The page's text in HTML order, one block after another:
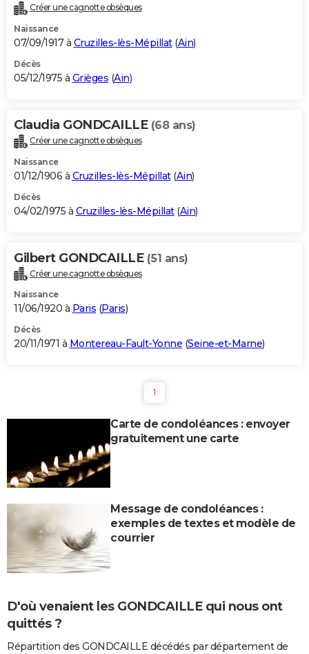
Créer une cagnotte obsèques
Naissance
07/09/1917 à Cruzilles-lès-Mépillat(Ain)
Décès
05/12/1975 à Grièges (Ain)
Claudia GONDCAILLE (68 ans)
Créer une cagnotte obsèques
Naissance
01/12/1906 à Cruzilles-lès-Mépillat(Ain)
Décès
04/02/1975 à Cruzilles-lès-Mépillat(Ain)
Gilbert GONDCAILLE (51 ans)
Créer une cagnotte obsèques
Naissance
11/06/1920 à Paris (Paris)
Décès
20/11/1971 à Montereau-Fault-Yonne (Seine-et-Marne)
1
Carte de condoléances : envoyer
gratuitement une carte
Message de condoléances :
exemples de textes et modèle de
courrier
D'où venaient les GONDCAILLE qui nous ont
quittés ?
Répartition des GONDCAILLE décédés par département de